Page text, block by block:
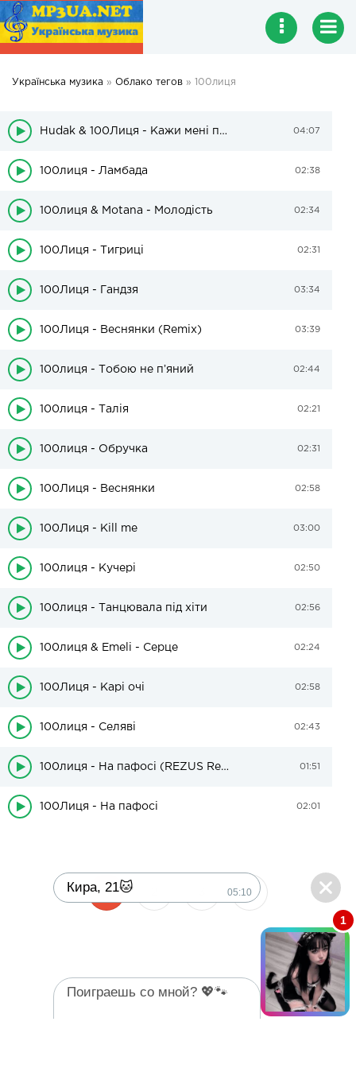
Українська музика » Облако тегов » 100лиця
Hudak & 100Лиця - Кажи мені правду (ft. Chico & Qatoshi, Motana) 04:07
100лиця - Ламбада 02:38
100лиця & Motana - Молодість 02:34
100Лиця - Тигриці 02:31
100Лиця - Гандзя 03:34
100Лиця - Веснянки (Remix) 03:39
100лиця - Тобою не пʼяний 02:44
100лиця - Талія 02:21
100лиця - Обручка 02:31
100Лиця - Веснянки 02:58
100Лиця - Kill me 03:00
100лиця - Кучері 02:50
100лиця - Танцювала під хіти 02:56
100лиця & Emeli - Серце 02:24
100Лиця - Карі очі 02:58
100лиця - Селяві 02:43
100лиця - На пафосі (REZUS Remix) 01:51
100Лиця - На пафосі 02:01
1
Кира, 21🐱 05:10
1